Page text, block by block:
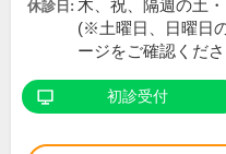
休診日: 木、祝、隔週の土・
(※土曜日、日曜日
ージをご確認くだ
初診受付